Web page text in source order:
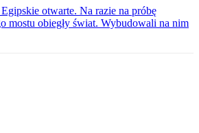
otwarte. Na razie na próbę
mostu obiegły świat. Wybudowali na nim